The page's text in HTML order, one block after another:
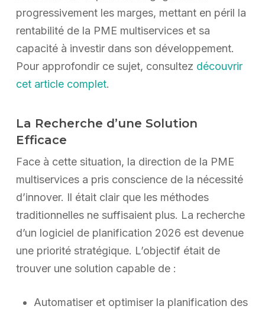
progressivement les marges, mettant en péril la
rentabilité de la PME multiservices et sa
capacité à investir dans son développement.
Pour approfondir ce sujet, consultez découvrir
cet article complet.
La Recherche d’une Solution
Efficace
Face à cette situation, la direction de la PME
multiservices a pris conscience de la nécessité
d’innover. Il était clair que les méthodes
traditionnelles ne suffisaient plus. La recherche
d’un logiciel de planification 2026 est devenue
une priorité stratégique. L’objectif était de
trouver une solution capable de :
Automatiser et optimiser la planification des